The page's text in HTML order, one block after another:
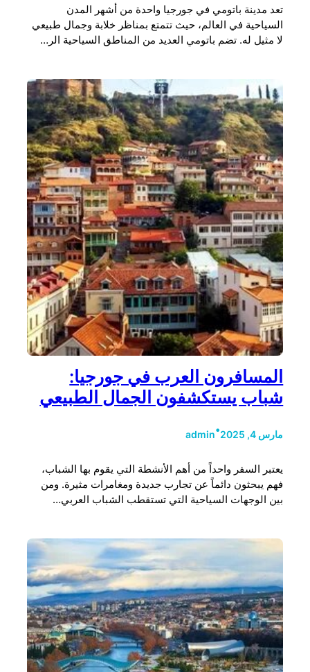
تعد مدينة باتومي في جورجيا واحدة من أشهر المدن
السياحية في العالم، حيث تتمتع بمناظر خلابة وجمال طبيعي
لا مثيل له. تضم باتومي العديد من المناطق السياحية الر…
المسافرون العرب في جورجيا:
شباب يستكشفون الجمال الطبيعي
مارس 4, 2025 •
admin
يعتبر السفر واحداً من أهم الأنشطة التي يقوم بها الشباب،
فهم يبحثون دائماً عن تجارب جديدة ومغامرات مثيرة. ومن
بين الوجهات السياحية التي تستقطب الشباب العربي…